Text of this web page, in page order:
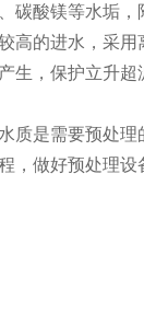
碳酸镁等水垢
高的进水，采
生，保护立升超
质是需要预处
，做好预处理